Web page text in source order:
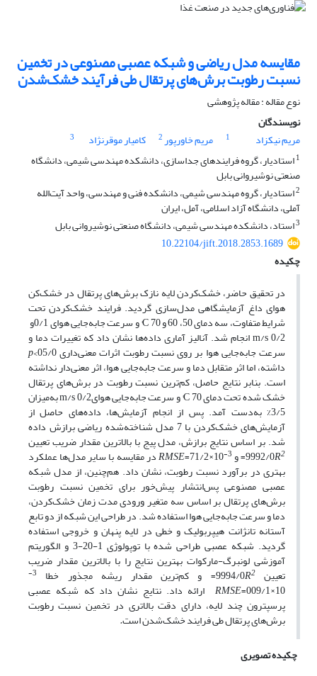
مقایسه مدل‌ ریاضی و شبکه عصبی مصنوعی در تخمین
نسبت رطوبت برش‌های پرتقال طی فرآیند خشک‌شدن
نوع مقاله : مقاله پژوهشی
نویسندگان
مریم نیکزاد
1 مریم خاورپور2 کامیار موقرنژاد
3
1استادیار، گروه فرایندهای جداسازی، دانشکده مهندسی شیمی، دانشگاه
صنعتی نوشیروانی بابل
2استادیار، گروه مهندسی شیمی، دانشکده فنی و مهندسی، واحد آیت‌الله
آملی، دانشگاه آزاد اسلامی، آمل، ایران
3استاد، دانشکده مهندسی شیمی، دانشگاه صنعتی نوشیروانی بابل
10.22104/jift.2018.2853.1689
چکیده
در تحقیق حاضر، خشک‌کردن لایه نازک برش‌های پرتقال در خشک‌کن
هوای داغ آزمایشگاهی مدل‌سازی گردید. فرایند خشک‌کردن تحت
شرایط متفاوت، سه دمای 50، 60 و 70 C° و سرعت جابه‌جایی هوای 0/1و
0/2 m/s انجام شد. آنالیز آماری داده‌ها نشان داد که تغییرات دما و
سرعت جابه‌جایی هوا بر روی نسبت رطوبت اثرات معنی‌داری 05/0> p
داشته، اما اثر متقابل دما و سرعت جابه‌جایی هوا، اثر معنی‌دار نداشته
است. بنابر نتایج حاصل، کم‌ترین نسبت رطوبت در برش‌های پرتقال
خشک شده تحت دمای 70 C° و سرعت جابه‌جایی هوای0/2 m/s به‌میزان
3/5% به‌دست آمد. پس از انجام آزمایش‌ها، داده‌های حاصل از
آزمایش‌های خشک‌کردن با 7 مدل شناخته‌شده ریاضی برازش داده
شد. بر اساس نتایج برازش، مدل پیج با بالاترین مقدار ضریب تعیین
9992/0R2 = و 3-
10×71/2=
RMSEدر مقایسه با سایر مدل‌ها عملکرد
بهتری در برآورد نسبت رطوبت، نشان داد. هم‌چنین، از مدل شبکه
عصبی مصنوعی پس‌انتشار پیش‌خور برای تخمین نسبت رطوبت
برش‌های پرتقال بر اساس سه متغیر ورودی مدت زمان خشک‌کردن،
دما و سرعت جابه‌جایی هوا استفاده شد. در طراحی این شبکه از دو تابع
آستانه تانژانت هیپربولیک و خطی در لایه پنهان و خروجی استفاده
گردید. شبکه عصبی طراحی شده با توپولوژی 1-20-3 و الگوریتم
آموزشی لونبرگ-مارکوات بهترین نتایج را با بالاترین مقدار ضریب
تعیین 9994/0 R2 = و کم‌ترین مقدار ریشه مجذور خطا 3-
10×009/1=
RMSE ارائه داد. نتایج نشان داد که شبکه عصبی
پرسپترون چند لایه، دارای دقت بالاتری در تخمین نسبت رطوبت
برش‌های پرتقال طی فرایند خشک‌شدن است.
چکیده تصویری